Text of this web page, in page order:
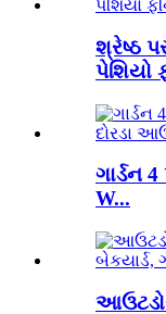
શ્રેષ્ઠ
પેશિયો
ગાર્ડન
W...